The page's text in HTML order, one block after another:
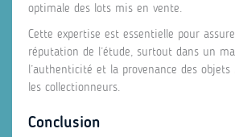
optimale des lots mis en vente.
Cette expertise est essentielle pour
réputation de l’étude, surtout dans un
l’authenticité et la provenance des
les collectionneurs.
Conclusion